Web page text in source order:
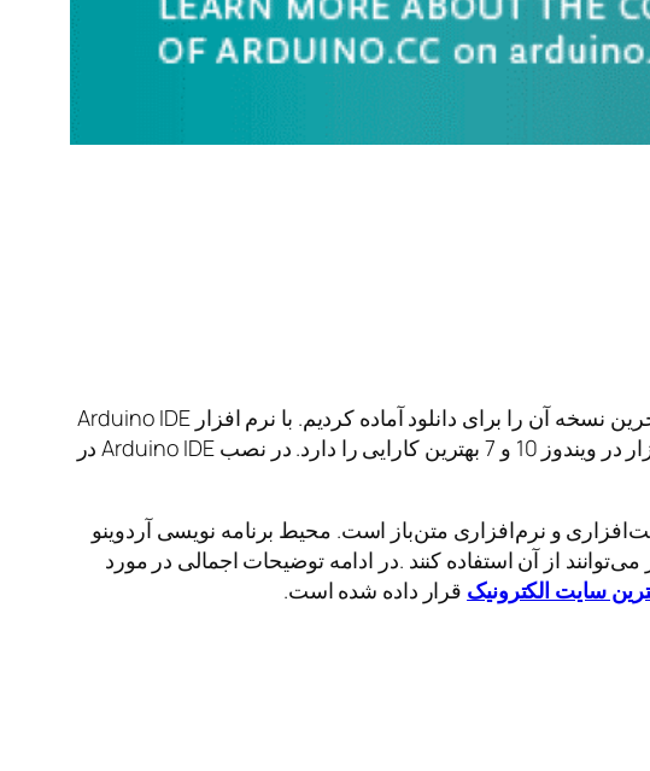
نرم افزار آردوینو یک نرم افزار متن باز open Source برای برنامه نویسی روی برد های آردوینو است. ما آخرین نسخه آن را برای دانلود آماده کردیم. با نرم افزار Arduino IDE
میتوانید انواع برد های آردوینو، برد های ESP32 و ESP8266 ، STM32 و … را برنامه نویسی کنید. این نرم افزار در ویندوز 10 و 7 بهترین کارایی را دارد. در نصب Arduino IDE در
و نرم‌افزاری متن‌باز است. محیط برنامه نویسی آردوینو
از آن استفاده کنند .در ادامه توضیحات اجمالی در مورد
سایت الکترونیک قرار داده شده است.